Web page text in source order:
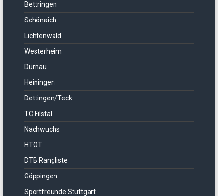
Bettringen
Schönaich
Lichtenwald
Westerheim
Dürnau
Heiningen
Dettingen/Teck
TC Filstal
Nachwuchs
HTOT
DTB Rangliste
Göppingen
Sportfreunde Stuttgart